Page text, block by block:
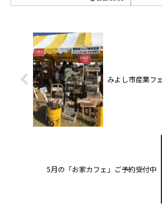
みよし市産業フ
5月の「お家カフェ」ご予約受付中